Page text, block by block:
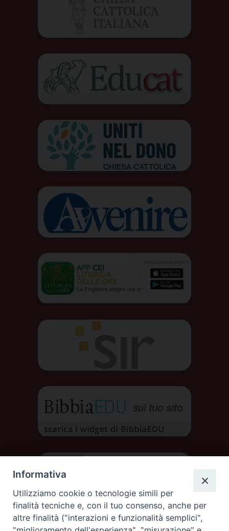
Informativa
Utilizziamo cookie o tecnologie simili per
finalità tecniche e, con il tuo consenso, anche per
altre finalità ("interazioni e funzionalità semplici",